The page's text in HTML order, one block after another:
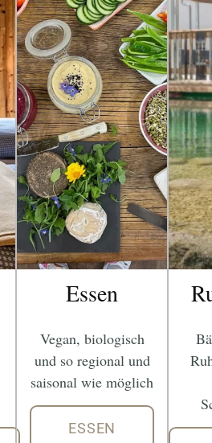
Essen
Vegan, biologisch
und so regional und
saisonal wie möglich
ESSEN